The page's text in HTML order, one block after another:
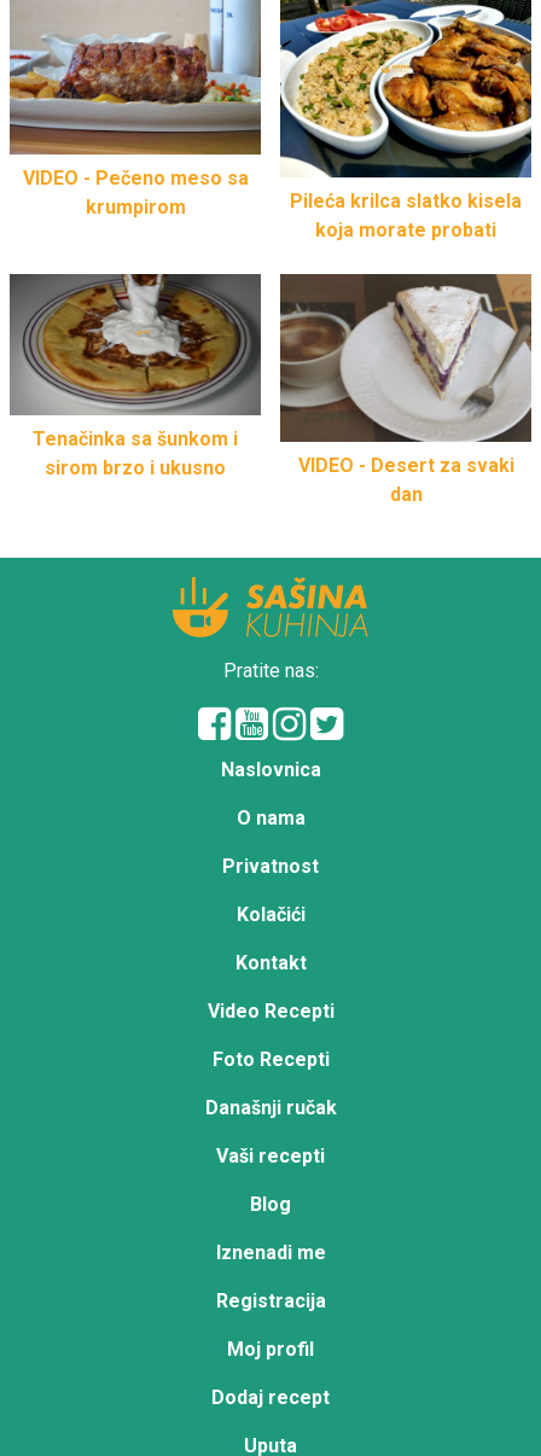
VIDEO - Pečeno meso sa
krumpirom
Pileća krilca slatko kisela
koja morate probati
Tenačinka sa šunkom i
sirom brzo i ukusno
VIDEO - Desert za svaki
dan
Pratite nas:
Naslovnica
O nama
Privatnost
Kolačići
Kontakt
Video Recepti
Foto Recepti
Današnji ručak
Vaši recepti
Blog
Iznenadi me
Registracija
Moj profil
Dodaj recept
Uputa